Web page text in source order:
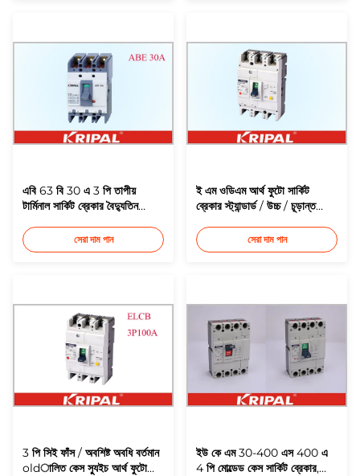
এবি 63 বি 30 এ 3 পি তাপীয়
টার্মিনাল সার্কিট ব্রেকার বৈদ্যুতিন
দেওয়া
সেরা দাম পান
ই এম ওডিএম আর্থ ফুটো সার্কিট
ব্রেকার স্ট্যান্ডার্ড / উচ্চ / চূড়ান্ত
সেরা দাম পান
3 পি সিই ফাঁস / অবশিষ্ট অবধি বর্তমান
oldালিত কেস স্যুইচ আর্থ ফুটো
ইউ কে এম 30-400 এস 400 এ
4 পি মোল্ডেড কেস সার্কিট ব্রেকার,